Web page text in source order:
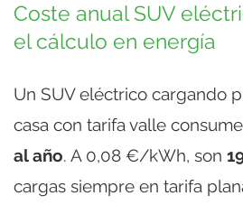
Coste anual SUV
el cálculo en energía
Un SUV eléctrico cargando
casa con tarifa valle
al año. A 0,08 €/kWh, son
cargas siempre en tarifa